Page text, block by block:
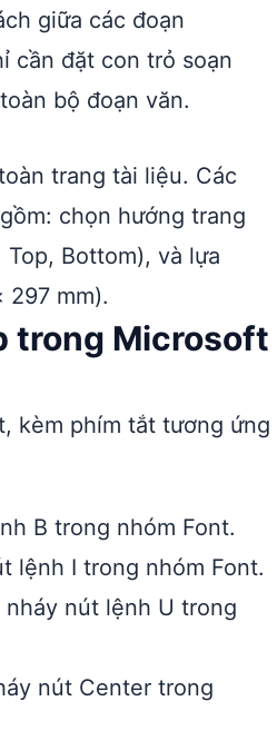
giữa các đoạn
cần đặt con trỏ soạn
bộ đoạn văn.
trang tài liệu. Các
chọn hướng trang
Bottom), và lựa
mm).
trong Microsoft
kèm phím tắt tương ứng
B trong nhóm Font.
lệnh I trong nhóm Font.
nháy nút lệnh U trong
nút Center trong